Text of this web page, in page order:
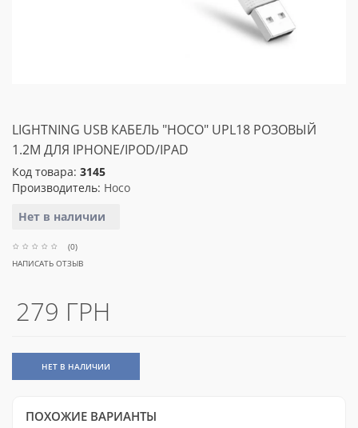
LIGHTNING USB КАБЕЛЬ "HOCO" UPL18 РОЗОВЫЙ
1.2M ДЛЯ IPHONE/IPOD/IPAD
Код товара: 3145
Производитель: Hoco
Нет в наличии
(0)
НАПИСАТЬ ОТЗЫВ
279 ГРН
НЕТ В НАЛИЧИИ
ПОХОЖИЕ ВАРИАНТЫ